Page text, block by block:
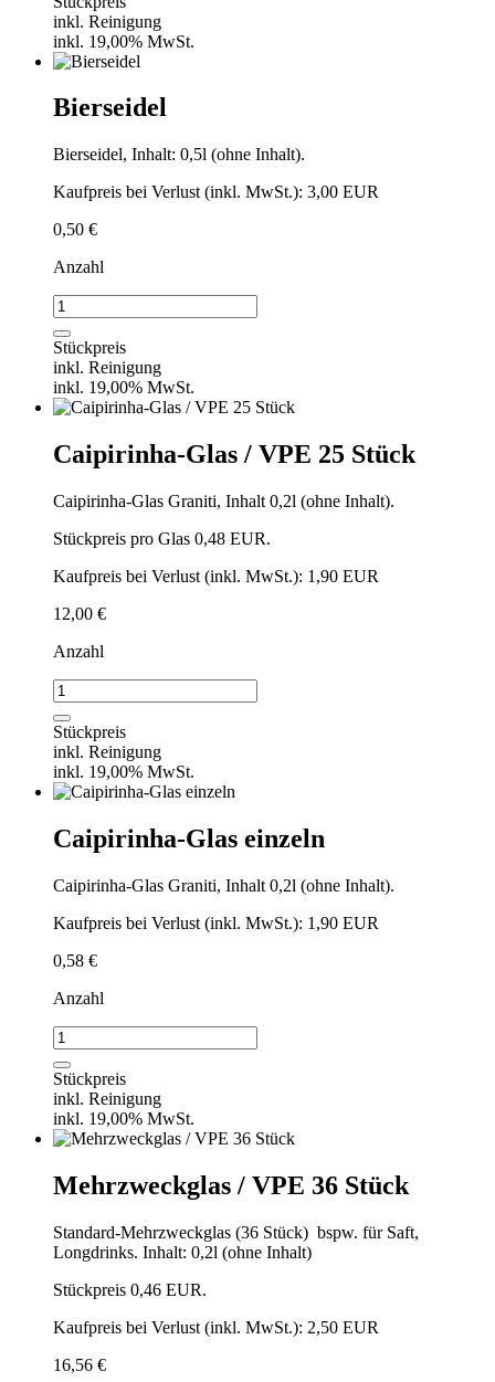
inkl. Reinigung
inkl. 19,00% MwSt.
Bierseidel
Bierseidel, Inhalt: 0,5l (ohne Inhalt).
Kaufpreis bei Verlust (inkl. MwSt.): 3,00 EUR
0,50 €
Anzahl
Bierseidel
Menge
Stückpreis
inkl. Reinigung
inkl. 19,00% MwSt.
Caipirinha-Glas / VPE 25 Stück
Caipirinha-Glas Graniti, Inhalt 0,2l (ohne Inhalt).
Stückpreis pro Glas 0,48 EUR.
Kaufpreis bei Verlust (inkl. MwSt.): 1,90 EUR
12,00 €
Anzahl
Caipirinha-
Glas
/
VPE
25
Stück
Menge
Stückpreis
inkl. Reinigung
inkl. 19,00% MwSt.
Caipirinha-Glas einzeln
Caipirinha-Glas Graniti, Inhalt 0,2l (ohne Inhalt).
Kaufpreis bei Verlust (inkl. MwSt.): 1,90 EUR
0,58 €
Anzahl
Caipirinha-
Glas
einzeln
Menge
Stückpreis
inkl. Reinigung
inkl. 19,00% MwSt.
Mehrzweckglas / VPE 36 Stück
Standard-Mehrzweckglas (36 Stück) bspw. für Saft,
Longdrinks. Inhalt: 0,2l (ohne Inhalt)
Stückpreis 0,46 EUR.
Kaufpreis bei Verlust (inkl. MwSt.): 2,50 EUR
16,56 €